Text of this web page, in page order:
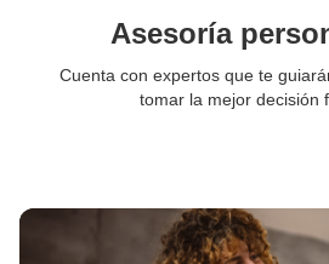
Asesoría
Cuenta con expertos que te
tomar la mejor decisión